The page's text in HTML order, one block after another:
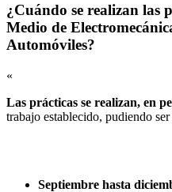
¿Cuándo se realizan las
Medio de
Automóviles?
«
Las prácticas se realizan, en
trabajo establecido, pudiendo ser
Septiembre hasta